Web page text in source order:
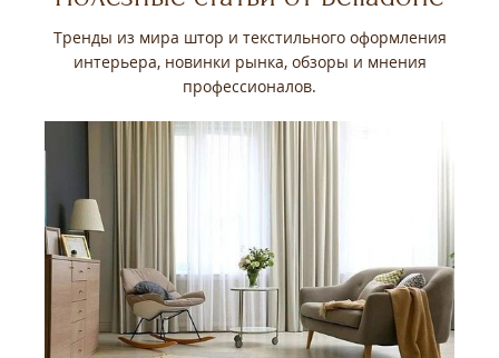
Тренды из мира штор и текстильного оформления
интерьера, новинки рынка, обзоры и мнения
профессионалов.